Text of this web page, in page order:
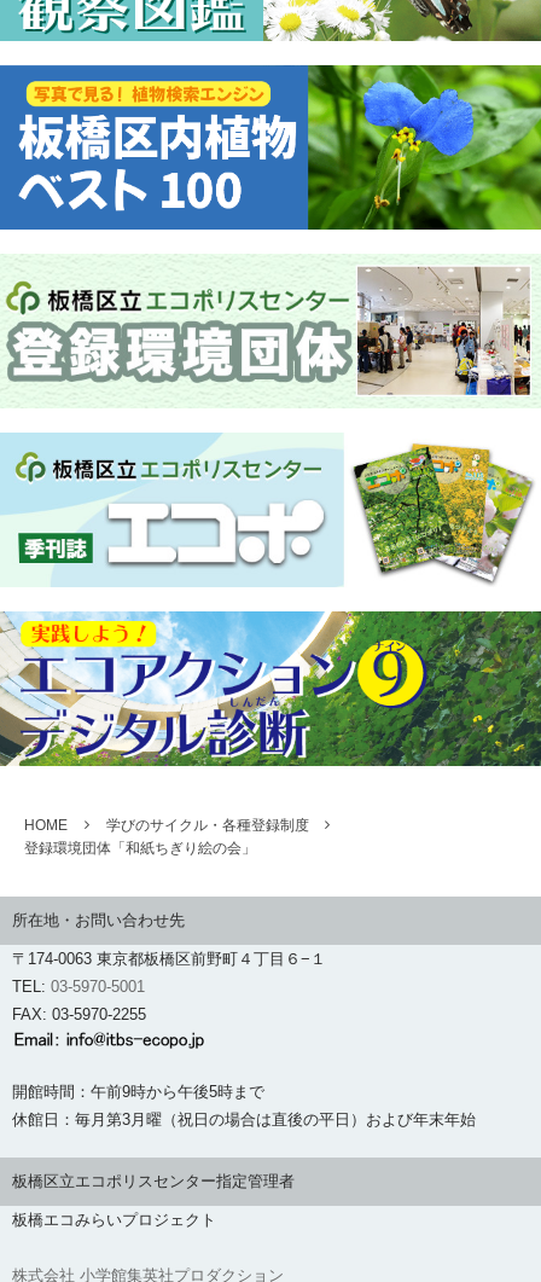
HOME
学びのサイクル・各種登録制度
登録環境団体「和紙ちぎり絵の会」
所在地・お問い合わせ先
〒174-0063 東京都板橋区前野町４丁目６−１
TEL: 03-5970-5001
FAX: 03-5970-2255
開館時間：午前9時から午後5時まで
休館日：毎月第3月曜（祝日の場合は直後の平日）および年末年始
板橋区立エコポリスセンター指定管理者
板橋エコみらいプロジェクト
株式会社 小学館集英社プロダクション